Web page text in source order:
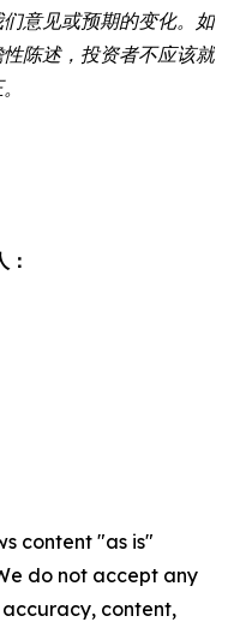
意见或预期的变化。如
陈述，投资者不应该就
content "as is"
do not accept any
content,